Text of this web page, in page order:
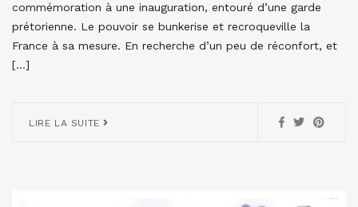
commémoration à une inauguration, entouré d’une garde
prétorienne. Le pouvoir se bunkerise et recroqueville la
France à sa mesure. En recherche d’un peu de réconfort, et
[…]
LIRE LA SUITE